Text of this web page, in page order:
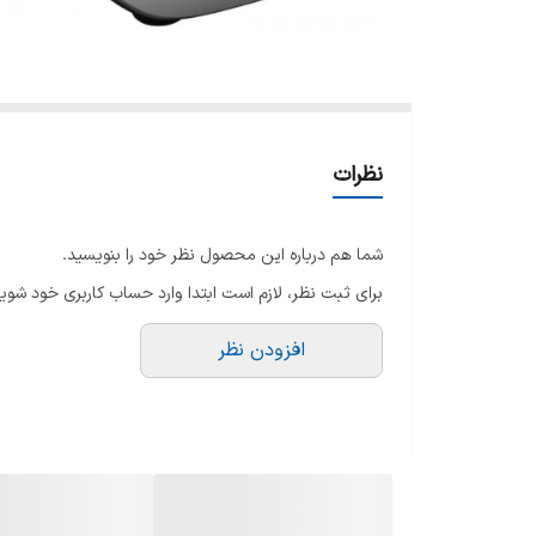
نظرات
شما هم درباره این محصول نظر خود را بنویسید.
برای ثبت نظر، لازم است ابتدا وارد حساب کاربری خود
افزودن نظر